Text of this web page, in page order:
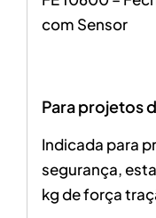
com Sensor
Para projetos
Indicada para
segurança,
kg de força